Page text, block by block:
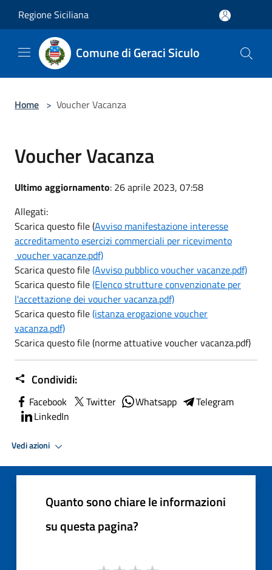
Regione Siciliana
Comune di Geraci Siculo
Home > Voucher Vacanza
Voucher Vacanza
Ultimo aggiornamento: 26 aprile 2023, 07:58
Allegati:
Scarica questo file (Avviso manifestazione interesse
accreditamento esercizi commerciali per ricevimento
voucher vacanze.pdf)
Scarica questo file(Avviso pubblico voucher vacanze.pdf)
Scarica questo file(Elenco strutture convenzionate per
l'accettazione dei voucher vacanza.pdf)
Scarica questo file(istanza erogazione voucher
vacanza.pdf)
Scarica questo file (norme attuative voucher vacanza.pdf)
Condividi:
Facebook Twitter Whatsapp
Telegram
LinkedIn
Vedi azioni
Quanto sono chiare le informazioni
su questa pagina?